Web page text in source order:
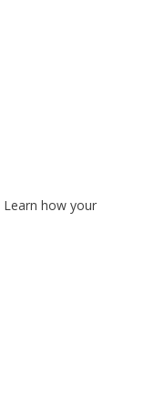
Learn how your